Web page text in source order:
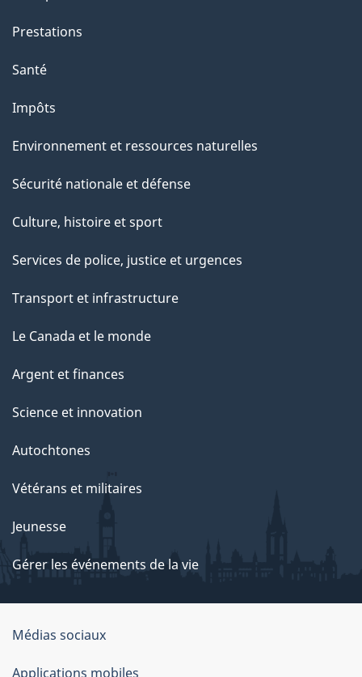
g
e
Prestations
Santé
Impôts
Environnement et ressources naturelles
Sécurité nationale et défense
Culture, histoire et sport
Services de police, justice et urgences
Transport et infrastructure
Le Canada et le monde
Argent et finances
Science et innovation
Autochtones
Vétérans et militaires
Jeunesse
Gérer les événements de la vie
Organisation
du
Médias sociaux
Applications mobiles